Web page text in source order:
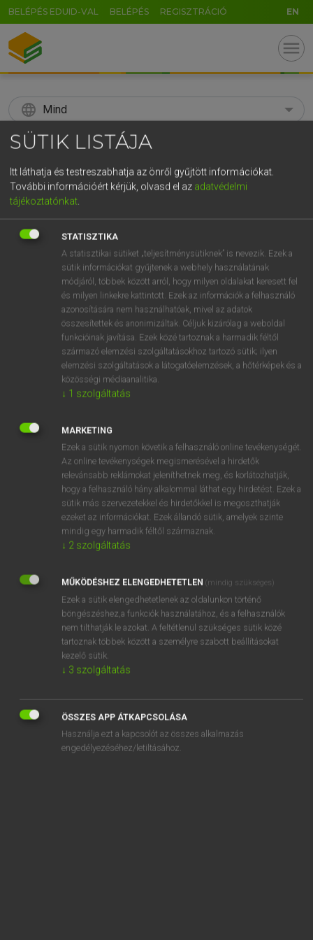
BELÉPÉS EDUID-VAL BELÉPÉS REGISZTRÁCIÓ EN
menu
language Mind
search
KERESÉS
Díjmentes angol szótár
fn megalázottság
⚲ abjectionkeresése szótárainkban
DÍJMENTES ANGOL SZÓTÁR
abirritant
abirritation
SZOTAR.NET APPLIKÁCIÓ
ONLINE NYELVVIZSGA
SÜTIK LISTÁJA
Itt láthatja és testreszabhatja az önről gyűjtött információkat.
További információért kérjük, olvasd el az adatvédelmi
tájékoztatónkat
STATISZTIKA
A statisztikai sütiket „teljesítménysütiknek” is nevezik. Ezek a
sütik információkat gyűjtenek a webhely használatának
módjáról, többek között arról, hogy milyen oldalakat keresett fel
és milyen linkekre kattintott. Ezek az információk a felhasználó
azonosítására nem használhatóak, mivel az adatok
összesítettek és anonimizáltak. Céljuk kizárólag a weboldal
funkcióinak javítása. Ezek közé tartoznak a harmadik féltől
származó elemzési szolgáltatásokhoz tartozó sütik; ilyen
elemzési szolgáltatások a látogatóelemzések, a hőtérképek és a
közösségi médiaanalitika.
↓ 1 szolgáltatás
MARKETING
Ezek a sütik nyomon követik a felhasználó online tevékenységét.
Az online tevékenységek megismerésével a hirdetők
relevánsabb reklámokat jeleníthetnek meg, és korlátozhatják,
hogy a felhasználó hány alkalommal láthat egy hirdetést. Ezek a
sütik más szervezetekkel és hirdetőkkel is megoszthatják
ezeket az információkat. Ezek állandó sütik, amelyek szinte
mindig egy harmadik féltől származnak.
↓ 2 szolgáltatás
MŰKÖDÉSHEZ ELENGEDHETETLEN (mindig szükséges)
Ezek a sütik elengedhetetlenek az oldalunkon történő
böngészéshez,a funkciók használatához, és a felhasználók
nem tilthatják le azokat. A feltétlenül szükséges sütik közé
tartoznak többek között a személyre szabott beállításokat
kezelő sütik.
↓ 3 szolgáltatás
ÖSSZES APP ÁTKAPCSOLÁSA
Használja ezt a kapcsolót az összes alkalmazás
engedélyezéséhez/letiltásához.
GR
5 6 7 8 9 ö ü ó
r t z u i o p ő ú
k l ű
n m , . AltGr